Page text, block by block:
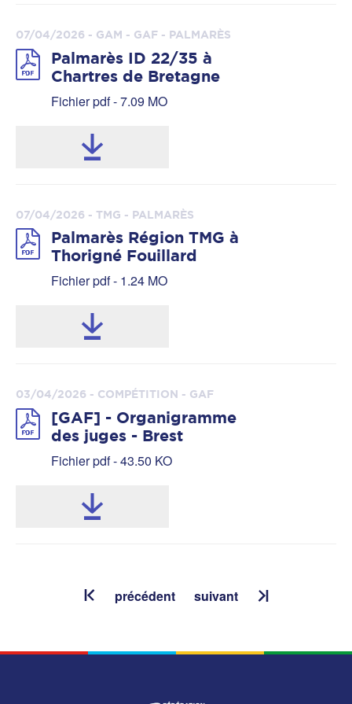
07/04/2026 - GAM - GAF - PALMARÈS
Palmarès ID 22/35 à
Chartres de Bretagne
Fichier pdf - 7.09 MO
07/04/2026 - TMG - PALMARÈS
Palmarès Région TMG à
Thorigné Fouillard
Fichier pdf - 1.24 MO
03/04/2026 - COMPÉTITION - GAF
[GAF] - Organigramme
des juges - Brest
Fichier pdf - 43.50 KO
précédent suivant